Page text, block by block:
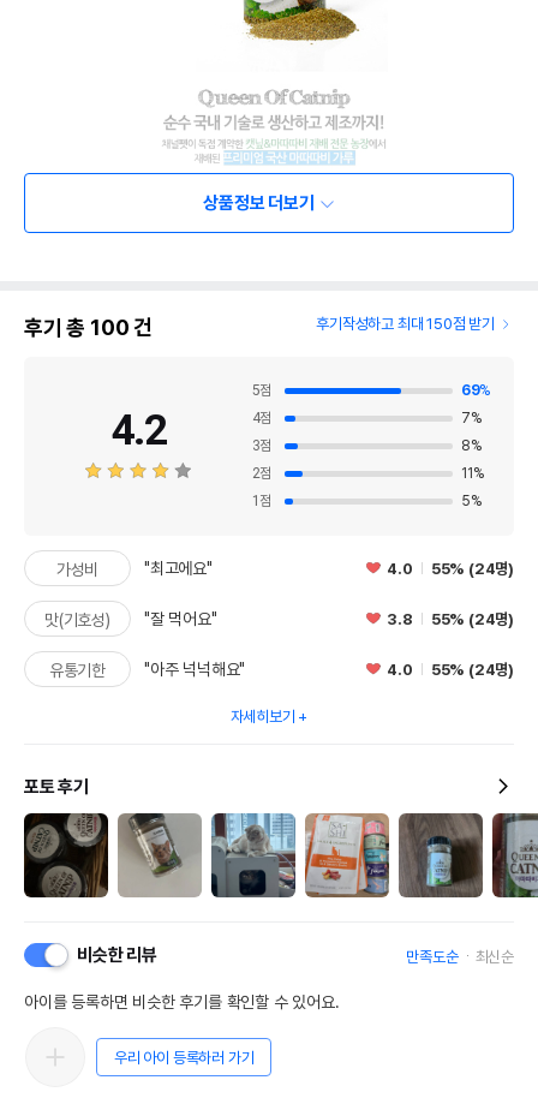
상품정보 더보기
후기 총 100건 후기작성하고 최대 150점 받기
4.2
5점 69%
4점 7%
3점 8%
2점 11 %
1 점 5%
가성비 "최고에요" 4.0 55% (24명)
맛(기호성) "잘 먹어요" 3.8 55% (24명)
유통기한 "아주 넉넉해요" 4.0 55% (24명)
자세히보기
포토 후기
비슷한 리뷰 만족도순 최신순
아이를 등록하면 비슷한 후기를 확인할 수 있어요.
우리 아이 등록하러 가기